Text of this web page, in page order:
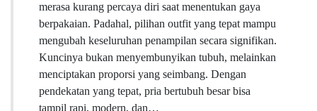
merasa kurang percaya diri saat menentukan gaya
berpakaian. Padahal, pilihan outfit yang tepat mampu
mengubah keseluruhan penampilan secara signifikan.
Kuncinya bukan menyembunyikan tubuh, melainkan
menciptakan proporsi yang seimbang. Dengan
pendekatan yang tepat, pria bertubuh besar bisa
tampil rapi, modern, dan…